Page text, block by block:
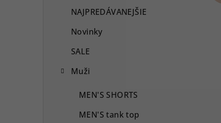
NAJPREDÁVANEJŠIE
Novinky
SALE
Muži
MEN'S SHORTS
MEN'S tank top